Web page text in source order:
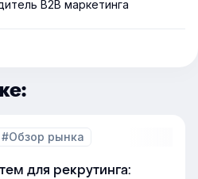
В2В маркетинга
#Обзор рынка
для рекрутинга: